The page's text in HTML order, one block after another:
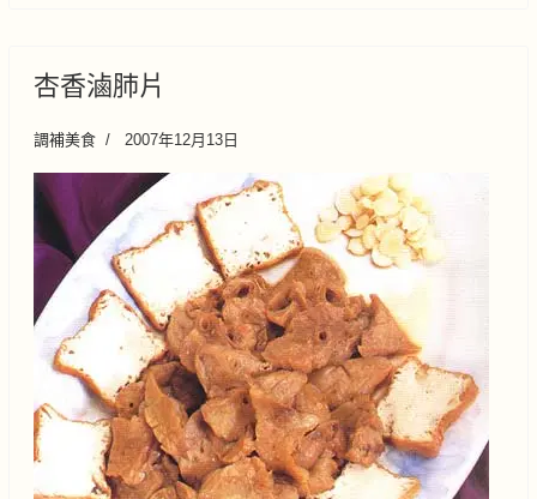
杏香滷肺片
調補美食 2007年12月13日